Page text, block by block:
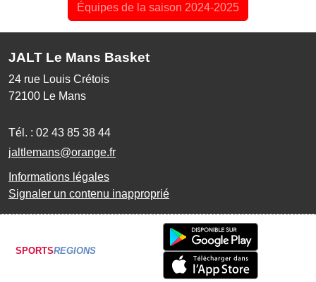
Équipes de la saison 2024-2025
JALT Le Mans Basket
24 rue Louis Crétois
72100 Le Mans
Tél. : 02 43 85 38 44
jaltlemans@orange.fr
Informations légales
Signaler un contenu inapproprié
SPORTSREGIONS